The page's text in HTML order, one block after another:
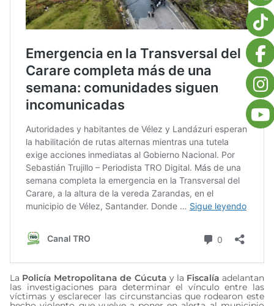
La Policía Metropolitana de Cúcuta y la Fiscalía adelantan
las investigaciones para determinar el vínculo entre las
víctimas y esclarecer las circunstancias que rodearon este